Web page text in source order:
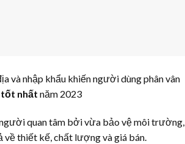
và nhập khẩu khiến người dùng phân vân
tốt nhất năm 2023
quan tâm bởi vừa bảo vệ môi trường,
về thiết kế, chất lượng và giá bán.